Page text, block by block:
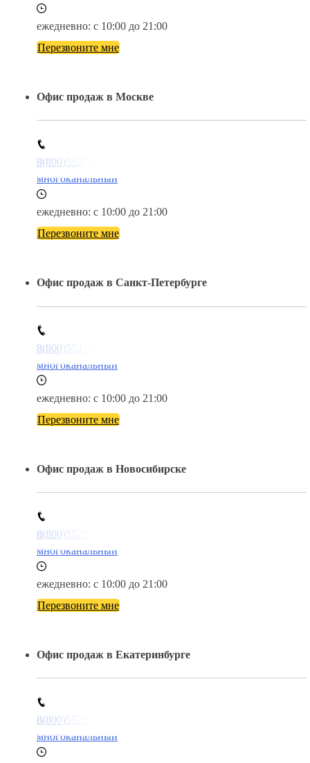
ежедневно: с 10:00 до 21:00
Перезвоните мне
Офис продаж в Москве
8(800)5527584
многоканальный
ежедневно: с 10:00 до 21:00
Перезвоните мне
Офис продаж в Санкт-Петербурге
8(800)5527584
многоканальный
ежедневно: с 10:00 до 21:00
Перезвоните мне
Офис продаж в Новосибирске
8(800)5527584
многоканальный
ежедневно: с 10:00 до 21:00
Перезвоните мне
Офис продаж в Екатеринбурге
8(800)5527584
многоканальный